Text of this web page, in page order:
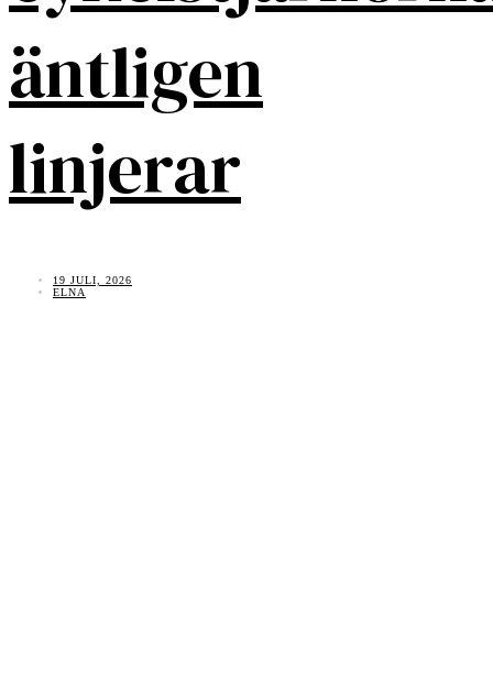
äntligen
linjerar
19 JULI, 2026
ELNA